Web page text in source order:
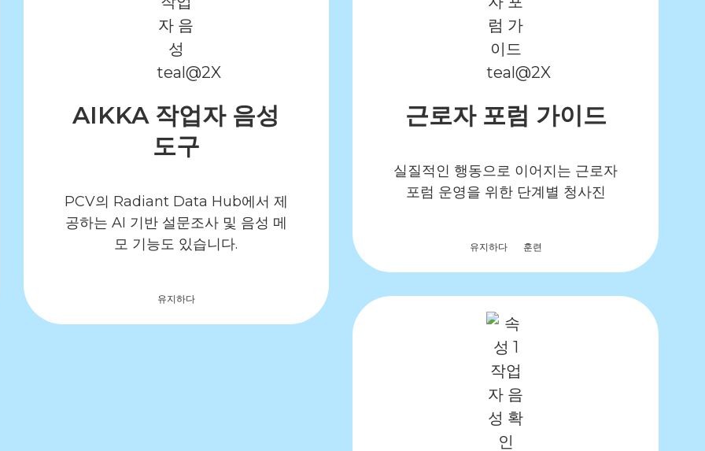
AIKKA 작업자 음성
도구
PCV의 Radiant Data Hub에서 제
공하는 AI 기반 설문조사 및 음성 메
모 기능도 있습니다.
유지하다
근로자 포럼 가이드
실질적인 행동으로 이어지는 근로자
포럼 운영을 위한 단계별 청사진
유지하다 훈련